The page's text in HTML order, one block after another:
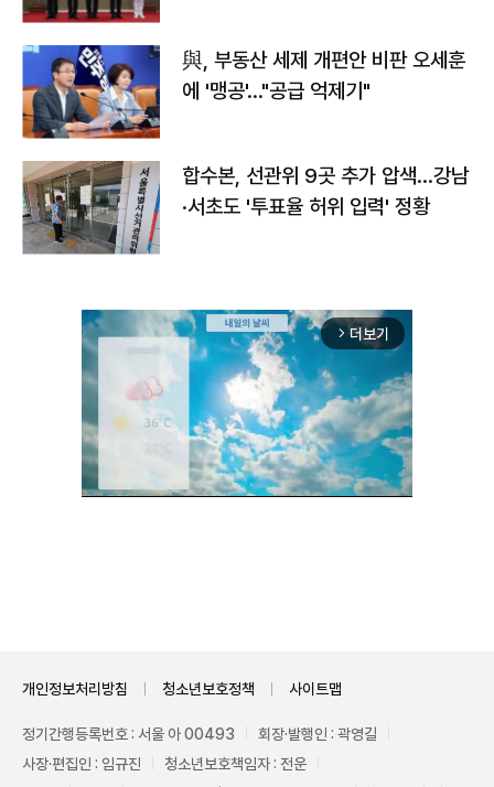
與, 부동산 세제 개편안 비판 오세훈
에 '맹공'…"공급 억제기"
합수본, 선관위 9곳 추가 압색…강남
·서초도 '투표율 허위 입력' 정황
arrow_forward_ios 더보기
개인정보처리방침 청소년보호정책 사이트맵
정기간행등록번호 : 서울 아 00493
회장·발행인 : 곽영길
사장·편집인 : 임규진
청소년보호책임자 : 전운